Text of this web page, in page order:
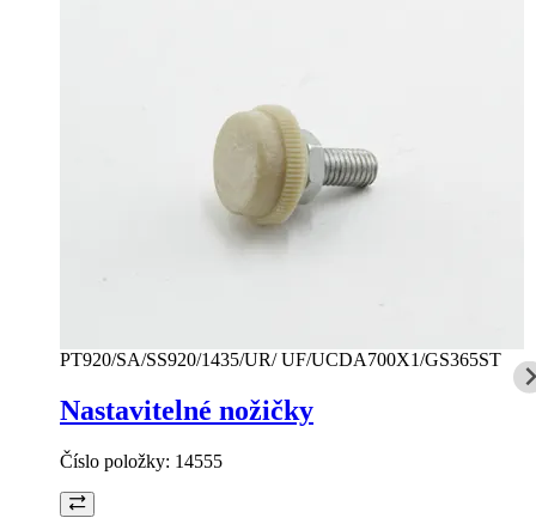
PT920/SA/SS920/1435/UR/ UF/UCDA700X1/GS365ST
Nastavitelné nožičky
Číslo položky: 14555